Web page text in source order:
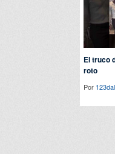
El truco
roto
Por